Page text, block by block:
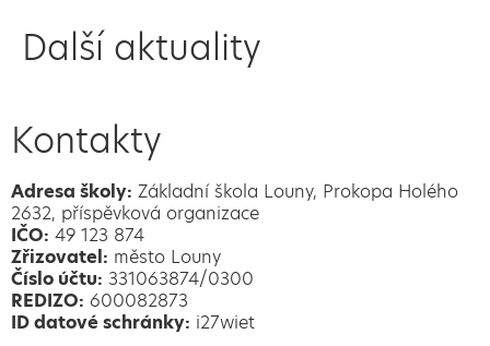
Další aktuality
Kontakty
Adresa školy: Základní škola Louny, Prokopa Holého
2632, příspěvková organizace
IČO: 49 123 874
Zřizovatel: město Louny
Číslo účtu: 331063874/0300
REDIZO: 600082873
ID datové schránky: i27wiet